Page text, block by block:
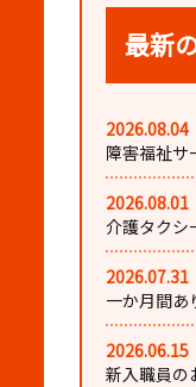
最新
2026.08.04
障害福祉サ
2026.08.01
介護タクシ
2026.07.31
一か月間あ
2026.06.15
新入職員の